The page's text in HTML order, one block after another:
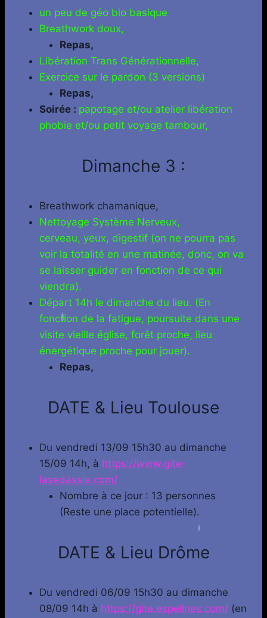
un peu de géo bio basique
Breathwork doux,
Repas,
Libération Trans Générationnelle,
Exercice sur le pardon (3 versions)
Repas,
Soirée : papotage et/ou atelier libération
phobie et/ou petit voyage tambour,
Dimanche 3 :
Breathwork chamanique,
Nettoyage Système Nerveux,
cerveau, yeux, digestif (on ne pourra pas
voir la totalité en une matinée, donc, on va
se laisser guider en fonction de ce qui
viendra).
Départ 14h le dimanche du lieu. (En
fonction de la fatigue, poursuite dans une
visite vieille église, forêt proche, lieu
énergétique proche pour jouer).
Repas,
DATE & Lieu Toulouse
Du vendredi 13/09 15h30 au dimanche
15/09 14h, à https://www.gite-
lasedassie.com/
Nombre à ce jour : 13 personnes
(Reste une place potentielle).
DATE & Lieu Drôme
Du vendredi 06/09 15h30 au dimanche
08/09 14h à https://gite.espelines.com/ (en